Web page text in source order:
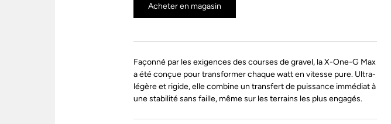
Acheter en magasin
Façonné par les exigences des courses de gravel, la X-One-G Max
a été conçue pour transformer chaque watt en vitesse pure. Ultra-
légère et rigide, elle combine un transfert de puissance immédiat à
une stabilité sans faille, même sur les terrains les plus engagés.